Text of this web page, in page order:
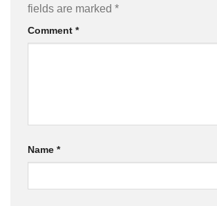
fields are marked *
Comment *
Name *